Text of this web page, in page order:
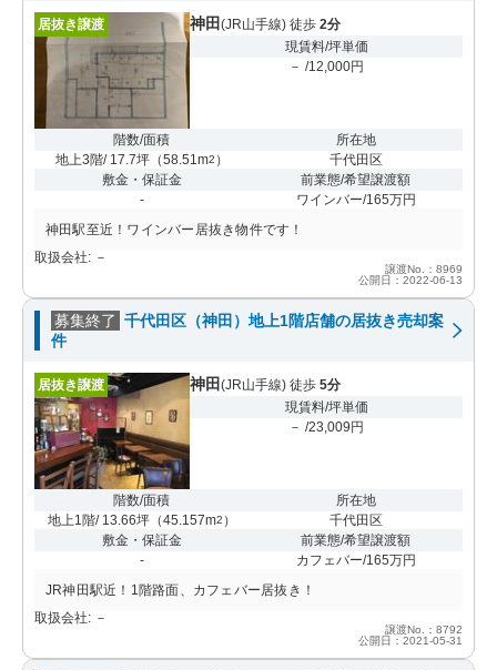
居抜き譲渡 神田 (JR山手線) 徒歩 2分
現賃料/坪単価
－ /12,000円
階数/面積
地上3階/ 17.7坪（58.51m2 ）
所在地
千代田区
敷金・保証金
-
前業態/希望譲渡額
ワインバー/165万円
神田駅至近！ワインバー居抜き物件です！
取扱会社: －
譲渡No.：8969
公開日：2022-06-13
募集終了 千代田区（神田）地上1階店舗の居抜き売却案
件
居抜き譲渡 神田 (JR山手線) 徒歩 5分
現賃料/坪単価
－ /23,009円
階数/面積
地上1階/ 13.66坪（45.157m2 ）
所在地
千代田区
敷金・保証金
-
前業態/希望譲渡額
カフェバー/165万円
JR神田駅近！1階路面、カフェバー居抜き！
取扱会社: －
譲渡No.：8792
公開日：2021-05-31